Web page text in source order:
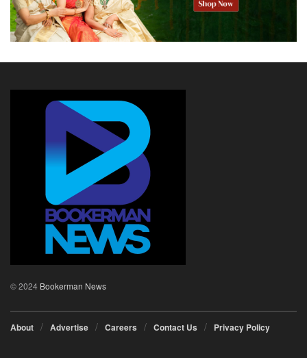
തന്ത്രിമാരുടെ കാർമികത്വത്തിലാണ് നടന്നത്.
ശുകപുരം ദക്ഷിണാമൂർത്തി വേദിക് & താന്ത്രിക് ട്രസ്റ്റ്,
ബുക്കർമാൻ ന്യൂസ്, പൊന്നാനി
© 2024 Bookerman News
About Advertise Careers Contact Us Privacy Policy